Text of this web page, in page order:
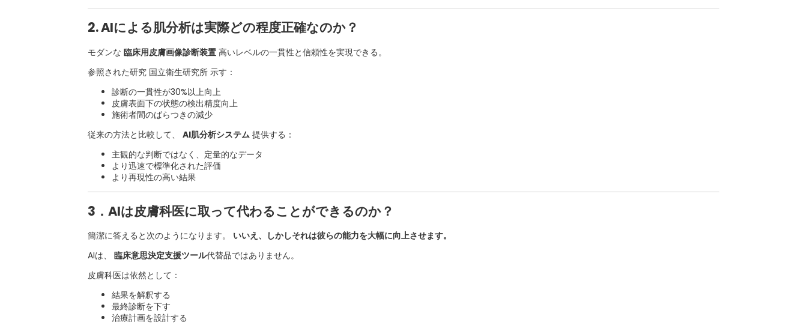
2. AIによる肌分析は実際どの程度正確なのか？
モダンな 臨床用皮膚画像診断装置 高いレベルの一貫性と信頼性を実現できる。
参照された研究 国立衛生研究所 示す：
診断の一貫性が30%以上向上
皮膚表面下の状態の検出精度向上
施術者間のばらつきの減少
従来の方法と比較して、 AI肌分析システム 提供する：
主観的な判断ではなく、定量的なデータ
より迅速で標準化された評価
より再現性の高い結果
3．AIは皮膚科医に取って代わることができるのか？
簡潔に答えると次のようになります。 いいえ、しかしそれは彼らの能力を大幅に向上させます。
AIは、 臨床意思決定支援ツール代替品ではありません。
皮膚科医は依然として：
結果を解釈する
最終診断を下す
治療計画を設計する